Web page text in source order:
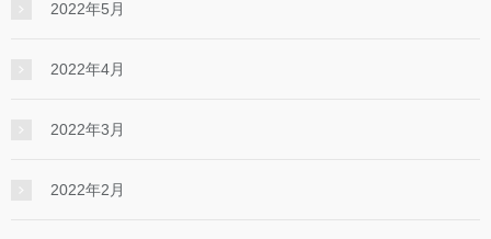
2022年5月
2022年4月
2022年3月
2022年2月